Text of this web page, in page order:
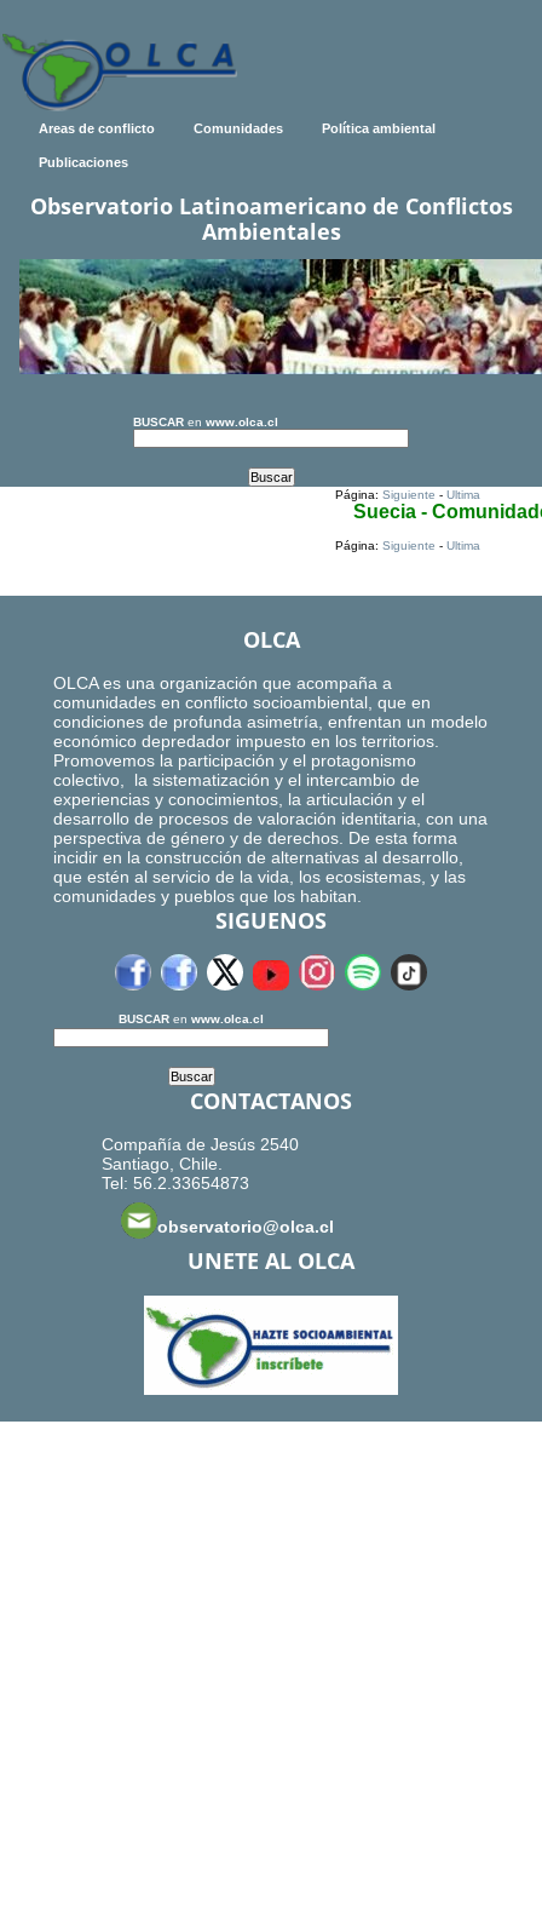
Areas de conflicto Comunidades Política ambiental
Publicaciones
Observatorio Latinoamericano de Conflictos
Ambientales
BUSCAR en www.olca.cl
Página:Siguiente -Ultima
Suecia -
Página:Siguiente -Ultima
OLCA
OLCA es una organización que acompaña a
comunidades en conflicto socioambiental, que en
condiciones de profunda asimetría, enfrentan un modelo
económico depredador impuesto en los territorios.
Promovemos la participación y el protagonismo
colectivo, la sistematización y el intercambio de
experiencias y conocimientos, la articulación y el
desarrollo de procesos de valoración identitaria, con una
perspectiva de género y de derechos. De esta forma
incidir en la construcción de alternativas al desarrollo,
que estén al servicio de la vida, los ecosistemas, y las
comunidades y pueblos que los habitan.
SIGUENOS
BUSCAR en www.olca.cl
CONTACTANOS
Compañía de Jesús 2540
Santiago, Chile.
Tel: 56.2.33654873
observatorio@olca.cl
UNETE AL OLCA